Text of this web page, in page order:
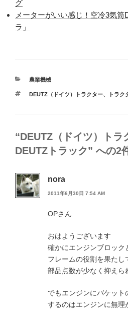
グ
メーターがいい感じ！空冷3気筒
ラ」
カ
ゴ
農業機械
タ
DEUTZ（ドイツ）トラクター、 トラク
“DEUTZ（ドイツ）ト
DEUTZトラック” への2
nora
2011年6月30日 7:54 AM
OPさん
おはようございます
確かにエンジンブロック
フレームの役割を果たし
部品点数が少なく抑えら
でもエンジンにバケット
するのはエンジンに無理